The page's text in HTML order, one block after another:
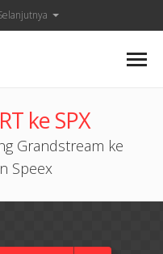
ke SPX
Grandstream ke
Speex